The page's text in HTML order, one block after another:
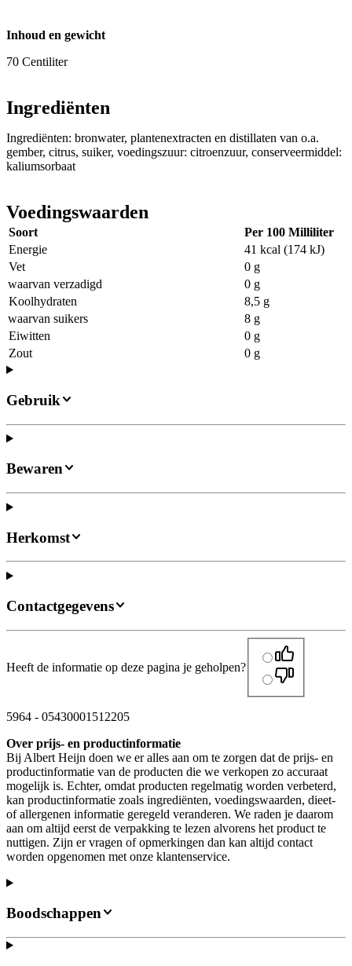
Inhoud en gewicht
70 Centiliter
Ingrediënten
Ingrediënten: bronwater, plantenextracten en distillaten van o.a.
gember, citrus, suiker, voedingszuur: citroenzuur, conserveermiddel:
kaliumsorbaat
Voedingswaarden
Soort
Per 100 Milliliter
Energie
41 kcal (174 kJ)
Vet
0 g
waarvan verzadigd
0 g
Koolhydraten
8,5 g
waarvan suikers
8 g
Eiwitten
0 g
Zout
0 g
Gebruik
Bewaren
Herkomst
Contactgegevens
Heeft de informatie op deze pagina je geholpen?
5964 - 05430001512205
Over prijs- en productinformatie
Bij Albert Heijn doen we er alles aan om te zorgen dat de prijs- en
productinformatie van de producten die we verkopen zo accuraat
mogelijk is. Echter, omdat producten regelmatig worden verbeterd,
kan productinformatie zoals ingrediënten, voedingswaarden, dieet-
of allergenen informatie geregeld veranderen. We raden je daarom
aan om altijd eerst de verpakking te lezen alvorens het product te
nuttigen. Zijn er vragen of opmerkingen dan kan altijd contact
worden opgenomen met onze klantenservice.
Boodschappen